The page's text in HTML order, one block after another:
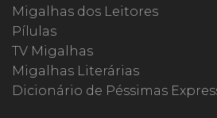
Migalhas dos Leitores
Pílulas
TV Migalhas
Migalhas Literárias
Dicionário de Péssimas